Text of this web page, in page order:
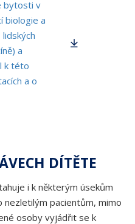
bytosti v
biologie a
a
k této
a o
DÍTĚTE
i k některým úsekům
nezletilým pacientům, mimo
osoby vyjádřit se k